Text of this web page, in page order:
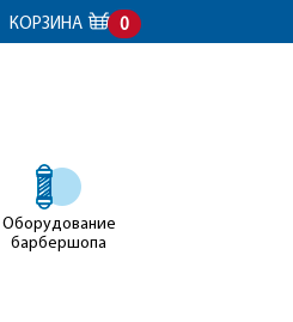
КОРЗИНА 0
Оборудование
барбершопа